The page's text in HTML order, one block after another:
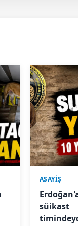
ASAYİŞ
süikast